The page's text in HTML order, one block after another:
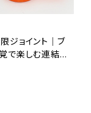
ジョイント｜ブ
で楽しむ連結パ
販売）